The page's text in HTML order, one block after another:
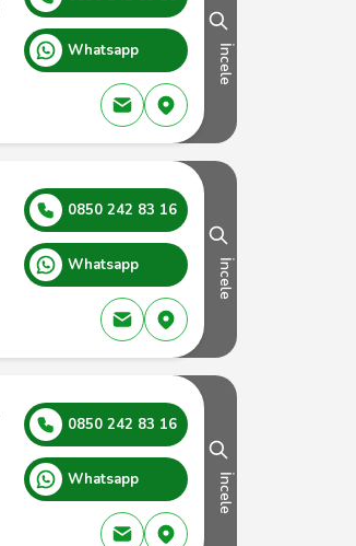
Whatsapp İncele
0850 242 83 16
Whatsapp İncele
0850 242 83 16
Whatsapp İncele